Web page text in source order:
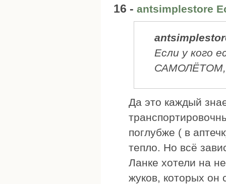
16 - antsimplestore
Если у кого
САМОЛЁТОМ,
Да это каждый
поглубже ( в
тепло. Но всё
Ланке хотели на
жуков, которых он